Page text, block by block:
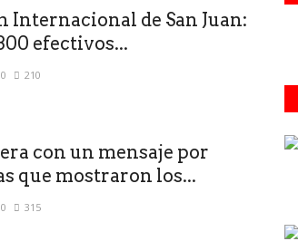
Internacional de San Juan:
efectivos...
0 210
con un mensaje por
que mostraron los...
0 315